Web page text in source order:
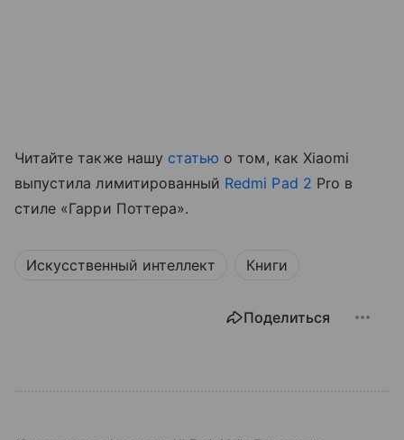
Читайте также нашу статью о том, как Xiaomi
выпустила лимитированный Redmi Pad 2 Pro в
стиле «Гарри Поттера».
Искусственный интеллект Книги
Поделиться